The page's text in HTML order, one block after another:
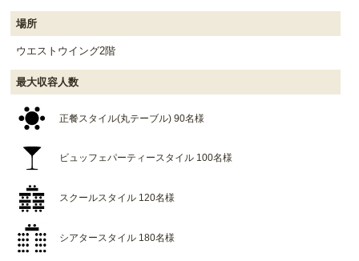
場所
ウエストウイング2階
最大収容人数
正餐スタイル(丸テーブル) 90名様
ビュッフェパーティースタイル 100名様
スクールスタイル 120名様
シアタースタイル 180名様